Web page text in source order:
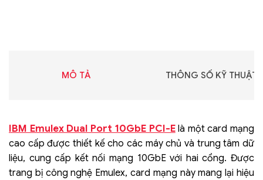
MÔ TẢ THÔNG SỐ KỸ THUẬT
IBM Emulex Dual Port 10GbE PCI-E là một card mạng
cao cấp được thiết kế cho các máy chủ và trung tâm dữ
liệu, cung cấp kết nối mạng 10GbE với hai cổng. Được
trang bị công nghệ Emulex, card mạng này mang lại hiệu